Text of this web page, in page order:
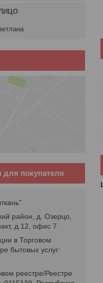
покупателя
район, д. Озерцо,
д.12, офис 7
в Торговом
бытовых услуг:
реестре/Реестре